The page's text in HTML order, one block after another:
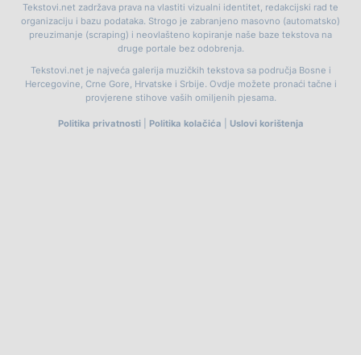
Tekstovi.net zadržava prava na vlastiti vizualni identitet, redakcijski rad te
organizaciju i bazu podataka. Strogo je zabranjeno masovno (automatsko)
preuzimanje (scraping) i neovlašteno kopiranje naše baze tekstova na
druge portale bez odobrenja.
Tekstovi.net je najveća galerija muzičkih tekstova sa područja Bosne i
Hercegovine, Crne Gore, Hrvatske i Srbije. Ovdje možete pronaći tačne i
provjerene stihove vaših omiljenih pjesama.
Politika privatnosti| Politika kolačića Uslovi korištenja